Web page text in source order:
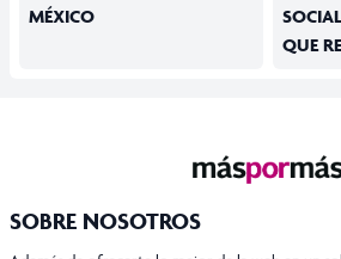
MÉXICO
QUE
SOBRE NOSOTROS